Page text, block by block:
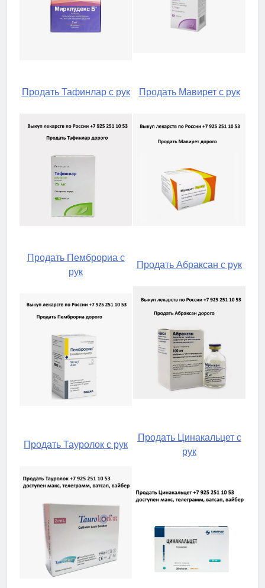
Продать Тафинлар с рук Продать Мавирет с рук
Продать Пемброриа с
рук
Продать Абраксан с рук
Продать Тауролок с рук
Продать Цинакальцет с
рук